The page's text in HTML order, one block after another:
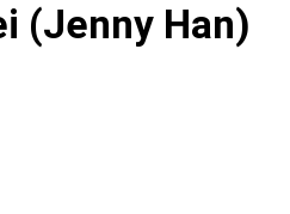
(Jenny Han)